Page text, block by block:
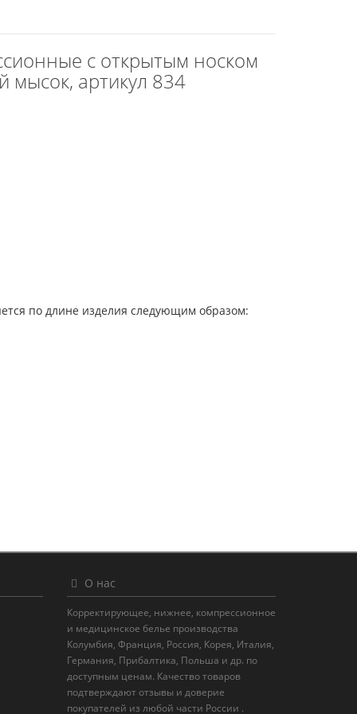
с открытым носком
мысок, артикул 834
по длине изделия следующим образом:
О нас
Корректирующее, нижнее, компрессионное
и медицинское белье производства
Колумбия, Франция, Россия, Корея, Италия,
Германия, Прибалтика, Польша и др. по
доступным ценам. Качество товаров
подтверждают отзывы и доверие
покупателей из любой части России .